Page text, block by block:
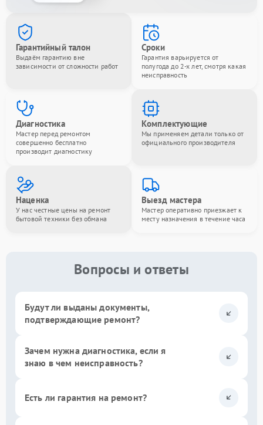
Гарантийный талон
Выдаём гарантию вне
зависимости от сложности работ
Сроки
Гарантия варьируется от
полугода до 2-х лет, смотря какая
неисправность
Диагностика
Мастер перед ремонтом
совершенно бесплатно
производит диагностику
Комплектующие
Мы применяем детали только от
официального производителя
Наценка
У нас честные цены на ремонт
бытовой техники без обмана
Выезд мастера
Мастер оперативно приезжает к
месту назначения в течение часа
Вопросы и ответы
Будут ли выданы документы,
подтверждающие ремонт?
Зачем нужна диагностика, если я
знаю в чем неисправность?
Есть ли гарантия на ремонт?